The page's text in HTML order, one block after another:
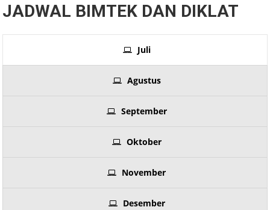
JADWAL BIMTEK DAN DIKLAT
Juli
Agustus
September
Oktober
November
Desember